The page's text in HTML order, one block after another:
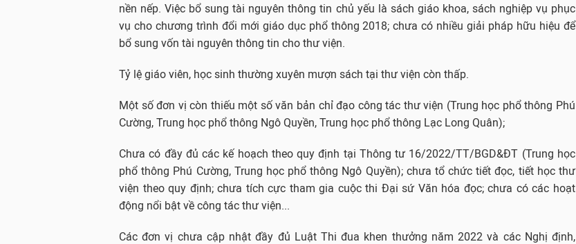
nền nếp. Việc bổ sung tài nguyên thông tin chủ yếu là sách giáo khoa, sách nghiệp vụ phục
vụ cho chương trình đổi mới giáo dục phổ thông 2018; chưa có nhiều giải pháp hữu hiệu để
bổ sung vốn tài nguyên thông tin cho thư viện.
Tỷ lệ giáo viên, học sinh thường xuyên mượn sách tại thư viện còn thấp.
Một số đơn vị còn thiếu một số văn bản chỉ đạo công tác thư viện (Trung học phổ thông Phú
Cường, Trung học phổ thông Ngô Quyền, Trung học phổ thông Lạc Long Quân);
Chưa có đầy đủ các kế hoạch theo quy định tại Thông tư 16/2022/TT/BGD&ĐT (Trung học
phổ thông Phú Cường, Trung học phổ thông Ngô Quyền); chưa tổ chức tiết đọc, tiết học thư
viện theo quy định; chưa tích cực tham gia cuộc thi Đại sứ Văn hóa đọc; chưa có các hoạt
động nổi bật về công tác thư viện...
Các đơn vị chưa cập nhật đầy đủ Luật Thi đua khen thưởng năm 2022 và các Nghị định,